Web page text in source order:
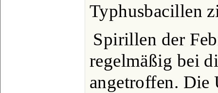
Typhusbacillen
Spirillen der
regelmäßig bei
angetroffen. Die